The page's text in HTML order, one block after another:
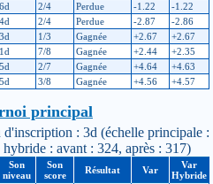
6d 2/4 Perdue -1.22
-1.22
4d 2/4 Perdue -2.87
-2.86
3d 1/3 Gagnée +2.67
+2.67
1d 7/8 Gagnée +2.44
+2.35
5d 2/7 Gagnée +4.64
+4.63
5d 3/8 Gagnée +4.56 +4.57
principal
: 3d (échelle principale :
: avant : 324, après : 317)
Son
niveau
Son
score
Résultat Var
Var
Hybride